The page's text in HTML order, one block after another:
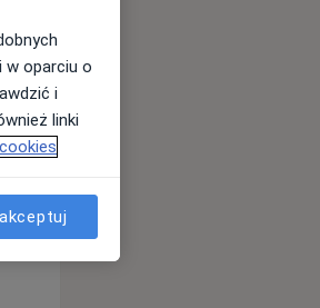
Wt,
11 Sie
w oparciu o
i
linki